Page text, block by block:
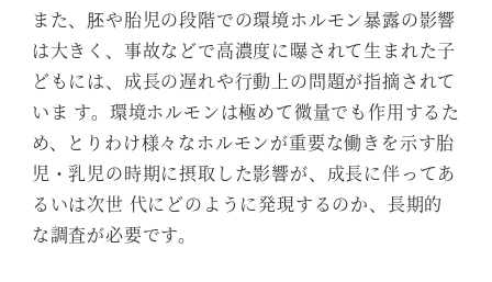
また、胚や胎児の段階での環境ホルモン暴露の影響
は大きく、事故などで高濃度に曝されて生まれた子
どもには、成長の遅れや行動上の問題が指摘されて
いま す。環境ホルモンは極めて微量でも作用するた
め、とりわけ様々なホルモンが重要な働きを示す胎
児・乳児の時期に摂取した影響が、成長に伴ってあ
るいは次世 代にどのように発現するのか、長期的
な調査が必要です。